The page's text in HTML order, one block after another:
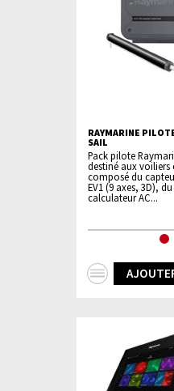
RAYMARINE
SAIL
Pack pilote
destiné aux voiliers
composé du
EV1 (9 axes, 3D), du
calculateur AC...